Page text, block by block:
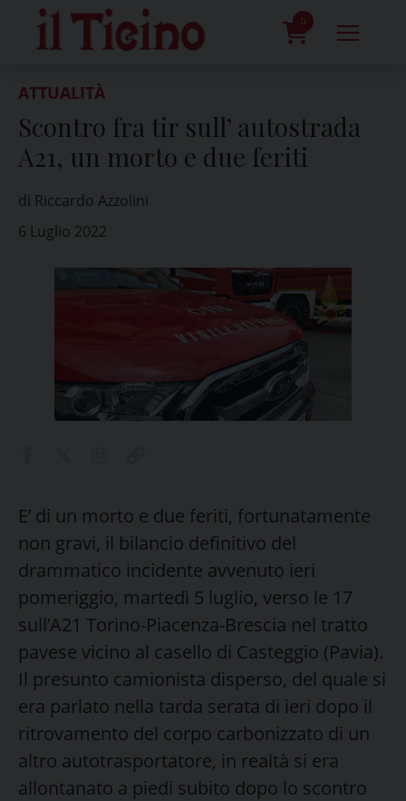
content
0
ATTUALITÀ
Scontro fra tir sull’ autostrada
A21, un morto e due feriti
di Riccardo Azzolini
6 Luglio 2022
E’ di un morto e due feriti, fortunatamente
non gravi, il bilancio definitivo del
drammatico incidente avvenuto ieri
pomeriggio, martedì 5 luglio, verso le 17
sull’A21 Torino-Piacenza-Brescia nel tratto
pavese vicino al casello di Casteggio (Pavia).
Il presunto camionista disperso, del quale si
era parlato nella tarda serata di ieri dopo il
ritrovamento del corpo carbonizzato di un
altro autotrasportatore, in realtà si era
allontanato a piedi subito dopo lo scontro